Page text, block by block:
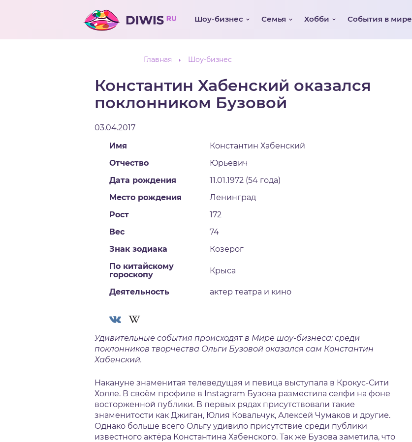
Шоу-бизнес Семья Хобби События в мире
Главная Шоу-бизнес
Константин Хабенский оказался
поклонником Бузовой
03.04.2017
Имя
Константин Хабенский
Отчество
Юрьевич
Дата рождения
11.01.1972 (54 года)
Место рождения
Ленинград
Рост
172
Вес
74
Знак зодиака
Козерог
По китайскому
гороскопу
Крыса
Деятельность актер театра и кино
Удивительные события происходят в Мире шоу-бизнеса: среди
поклонников творчества Ольги Бузовой оказался сам Константин
Хабенский.
Накануне знаменитая телеведущая и певица выступала в Крокус-Сити
Холле. В своём профиле в Instagram Бузова разместила селфи на фоне
восторженной публики. В первых рядах присутствовали такие
знаменитости как Джиган, Юлия Ковальчук, Алексей Чумаков и другие.
Однако больше всего Ольгу удивило присутствие среди публики
известного актёра Константина Хабенского. Так же Бузова заметила, что